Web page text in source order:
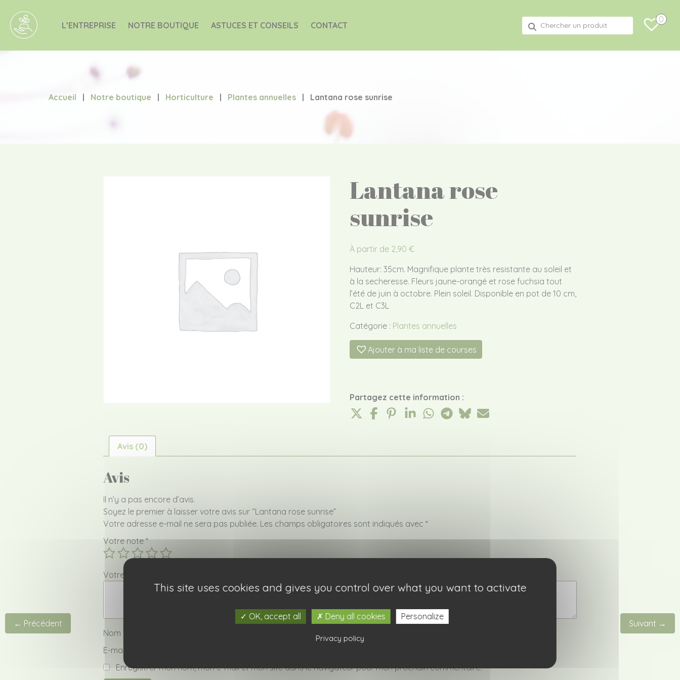
L’ENTREPRISE NOTRE BOUTIQUE ASTUCES ET CONSEILS CONTACT
Recherche
pour :
0
Accueil | Notre boutique | Horticulture | Plantes annuelles | Lantana rose sunrise
← Précédent Suivant →
Lantana rose
sunrise
À partir de 2,90 €
Hauteur: 35cm. Magnifique plante très resistante au soleil et
à la secheresse. Fleurs jaune-orangé et rose fuchsia tout
l’été de juin à octobre. Plein soleil. Disponible en pot de 10 cm,
C2L et C3L
Catégorie : Plantes annuelles
Ajouter à ma liste de courses
Partagez cette information :
Avis (0)
Avis
Il n’y a pas encore d’avis.
Soyez le premier à laisser votre avis sur “Lantana rose sunrise”
Votre adresse e-mail ne sera pas publiée. Les champs obligatoires sont indiqués avec *
Votre note*
Votre avis
Nom *
E-mail
Enregistrer mon nom, mon e-mail et mon site dans le navigateur pour mon prochain commentaire.
This site uses cookies and gives you control over what you want to activate
OK, accept all Deny all cookies Personalize
Privacy policy